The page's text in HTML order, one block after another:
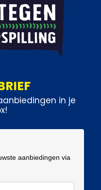
in je
aanbiedingen via